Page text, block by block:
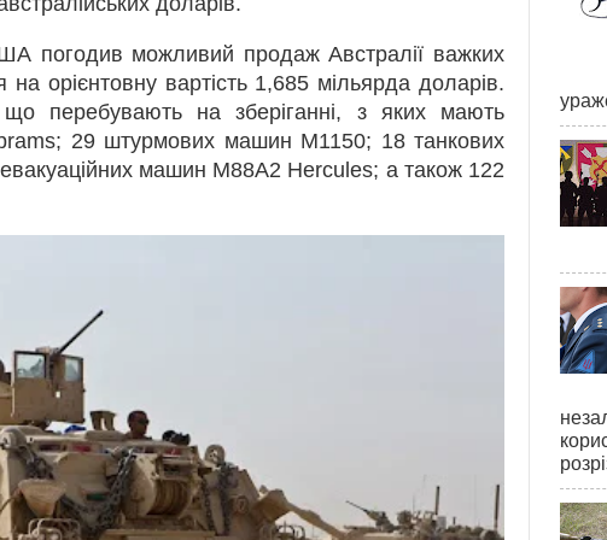
погодив можливий продаж Австралії важких
орієнтовну вартість 1,685 мільярда доларів.
перебувають на зберіганні, з яких мають
29 штурмових машин M1150; 18 танкових
машин M88A2 Hercules; а також 122